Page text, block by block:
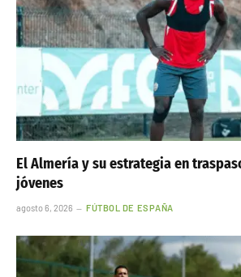
El Almería y su estrategia en
jóvenes
agosto 6, 2026 FÚTBOL DE ESPAÑA